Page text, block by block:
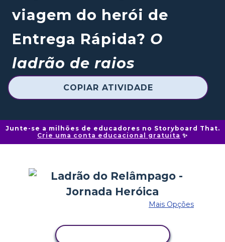
viagem do herói de
Entrega Rápida? O
ladrão de raios
COPIAR ATIVIDADE
Junte-se a milhões de educadores no Storyboard That.
Crie uma conta educacional gratuita ✨
Mais Opções